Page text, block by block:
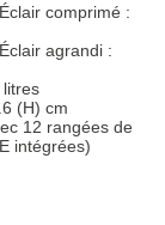
comprimé :
agrandi :
litres
(H) cm
12 rangées de
intégrées)